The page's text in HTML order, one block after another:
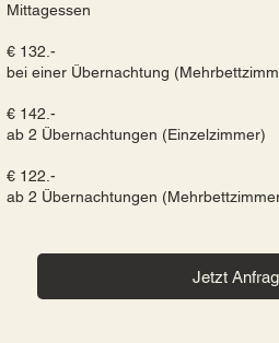
Mittagessen
€ 132.-
bei einer Übernachtung
€ 142.-
ab 2 Übernachtungen (Einzelzimmer)
€ 122.-
ab 2 Übernachtungen
Jetzt